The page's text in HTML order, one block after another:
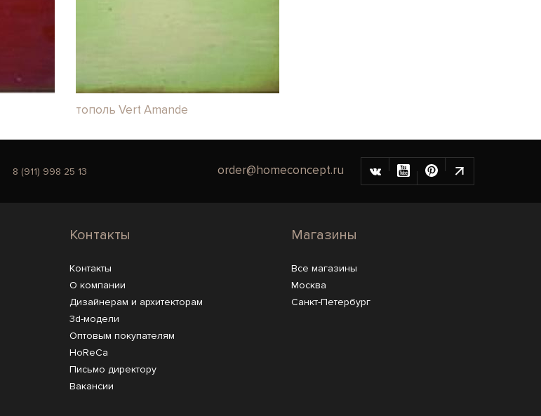
тополь Vert Amande
8 (911) 998 25 13 order@homeconcept.ru
Контакты
Контакты
О компании
Дизайнерам и архитекторам
3d-модели
Оптовым покупателям
HoReCa
Письмо директору
Вакансии
Магазины
Все магазины
Москва
Санкт-Петербург